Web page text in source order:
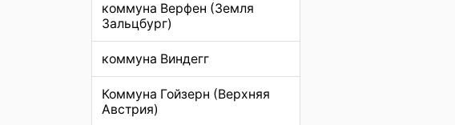
коммуна Верфен (Земля
Зальцбург)
коммуна Виндегг
Коммуна Гойзерн (Верхняя
Австрия)